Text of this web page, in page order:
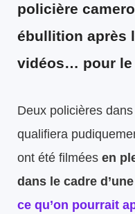
policière
ébullition après
vidéos… pour le
Deux policières
qualifiera
ont été filmées en
dans le cadre
ce qu’on pourrait